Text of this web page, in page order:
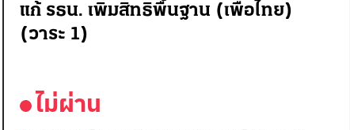
แก้ รธน. เพิ่มสิทธิพื้นฐาน (เพื่อไทย)
(วาระ 1)
ไม่ผ่าน